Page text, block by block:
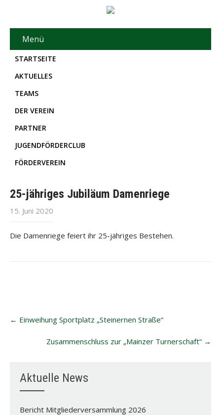
Menü
STARTSEITE
AKTUELLES
TEAMS
DER VEREIN
PARTNER
JUGENDFÖRDERCLUB
FÖRDERVEREIN
25-jähriges Jubiläum Damenriege
15. Juni 2020
Die Damenriege feiert ihr 25-jähriges Bestehen.
navigation
← Einweihung Sportplatz „Steinernen Straße“
Zusammenschluss zur „Mainzer Turnerschaft“ →
Aktuelle News
Bericht Mitgliederversammlung 2026